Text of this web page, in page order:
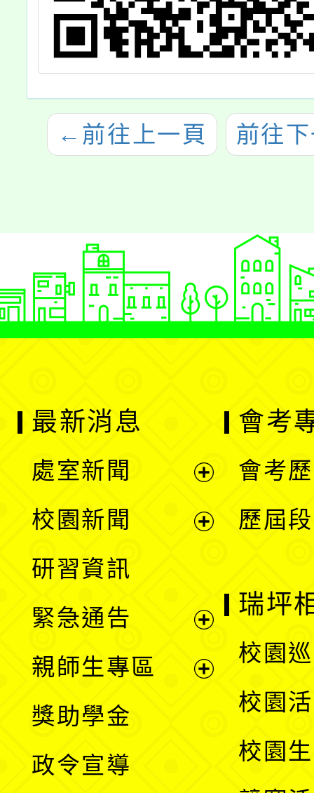
← 前往上一頁 前往
最新消息
處室新聞
單
校園新聞
選
單
研習資訊
緊急通告
親師生專區
獎助學金
政令宣導
會考
會考
歷屆
瑞坪
校園
校園
校園